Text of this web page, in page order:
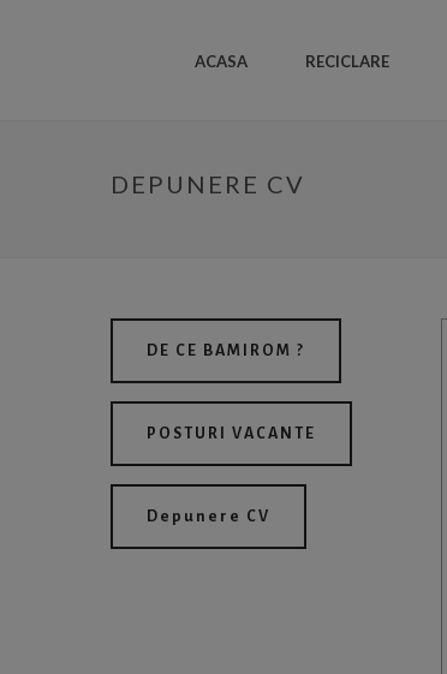
ACASA RECICLARE
DEPUNERE CV
DE CE BAMIROM ?
POSTURI VACANTE
Depunere CV